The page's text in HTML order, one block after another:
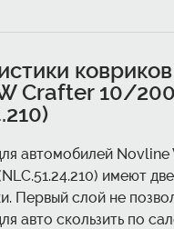
ковриков
Crafter 10/
автомобилей
имеют две
Первый слой не
авто скользить по